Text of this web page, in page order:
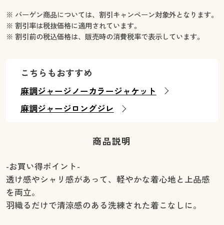
※ バーゲン商品については、割引キャンペーン対象外となります。
※ 割引率は税抜価格に適用されています。
※ 割引前の税込価格は、販売時の消費税率で表示しています。
こちらもおすすめ
麻調ジャージノーカラージャケット
麻調ジャージロングジレ
商品説明
-お買い得ポイント-
透け感やシャリ感があって、軽やかな着心地と上品感
を両立。
羽織るだけで清涼感のある洗練された着こなしに。